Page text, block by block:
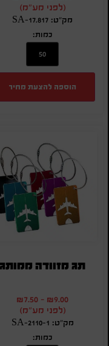
(לפני מע"מ)
מק"ט: SA-17.817
כמות:
הוספה להצעת מחיר
תג מזוודה ממותג
₪9.00
-
₪7.50
(לפני מע"מ)
מק"ט: SA-2110-1
כמות: